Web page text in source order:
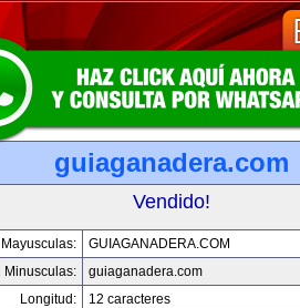
guiaganadera.com
Vendido!
Mayusculas:
GUIAGANADERA.COM
Minusculas:
guiaganadera.com
Longitud:
12 caracteres